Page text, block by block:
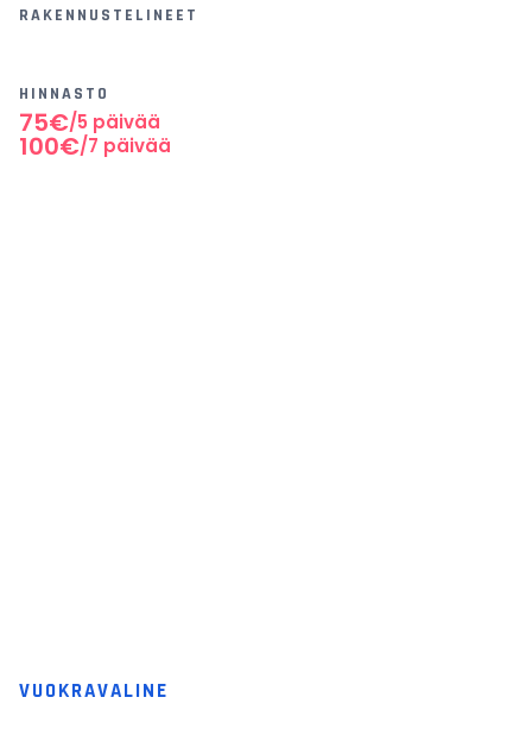
RAKENNUSTELINEET
HINNASTO
75€/5 päivää
100€/7 päivää
VUOKRAVALINE